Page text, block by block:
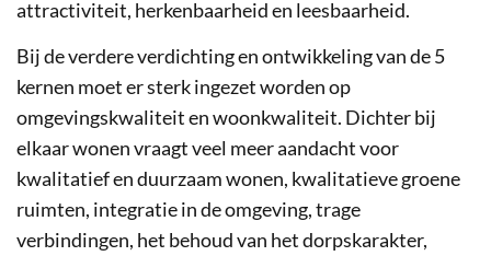
attractiviteit, herkenbaarheid en leesbaarheid.
Bij de verdere verdichting en ontwikkeling van de 5
kernen moet er sterk ingezet worden op
omgevingskwaliteit en woonkwaliteit. Dichter bij
elkaar wonen vraagt veel meer aandacht voor
kwalitatief en duurzaam wonen, kwalitatieve groene
ruimten, integratie in de omgeving, trage
verbindingen, het behoud van het dorpskarakter,